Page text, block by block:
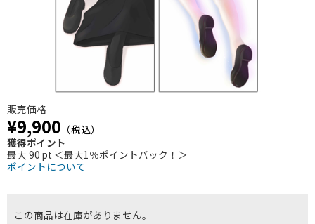
販売価格
¥9,900 （税込）
獲得ポイント
最大 90 pt ＜最大1％ポイントバック！＞
ポイントについて
この商品は在庫がありません。